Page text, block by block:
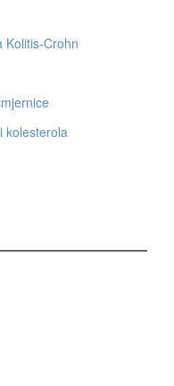
Kolitis-Crohn
kolesterola